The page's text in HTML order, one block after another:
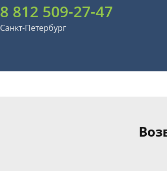
8 812 509-27-47
Санкт-Петербург